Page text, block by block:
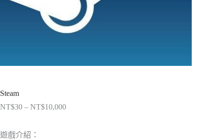
Steam
NT$30 – NT$10,000價
遊戲介紹：